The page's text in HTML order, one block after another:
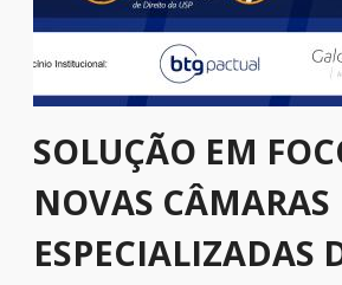
SOLUÇÃO EM
NOVAS CÂMARAS
ESPECIALIZADAS